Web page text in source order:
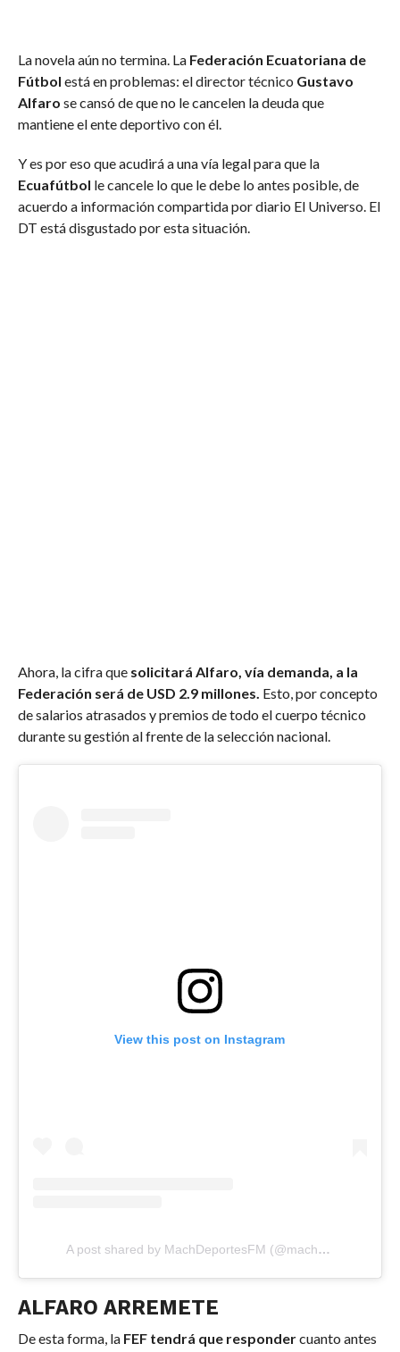
La novela aún no termina. La Federación Ecuatoriana de
Fútbol está en problemas: el director técnico Gustavo
Alfaro se cansó de que no le cancelen la deuda que
mantiene el ente deportivo con él.
Y es por eso que acudirá a una vía legal para que la
Ecuafútbol le cancele lo que le debe lo antes posible, de
acuerdo a información compartida por diario El Universo. El
DT está disgustado por esta situación.
Ahora, la cifra que solicitará Alfaro, vía demanda, a la
Federación será de USD 2.9 millones. Esto, por concepto
de salarios atrasados y premios de todo el cuerpo técnico
durante su gestión al frente de la selección nacional.
View this post on Instagram
A post shared by MachDeportesFM (@machdeportesfm)
ALFARO ARREMETE
De esta forma, la FEF tendrá que respondercuanto antes